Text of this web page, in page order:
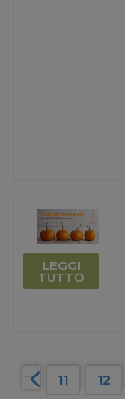
LEGGI
TUTTO
11 12